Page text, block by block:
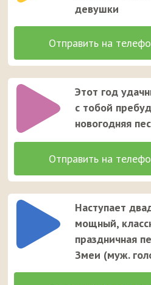
девушки
Этот год
с тобой
новогодняя
Наступает
мощный,
праздничная
Змеи (муж.